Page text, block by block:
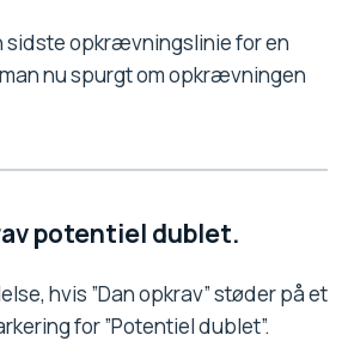
sidste opkrævningslinie for en
nu spurgt om opkrævningen
potentiel dublet.
hvis ”Dan opkrav” støder på et
for ”Potentiel dublet”.